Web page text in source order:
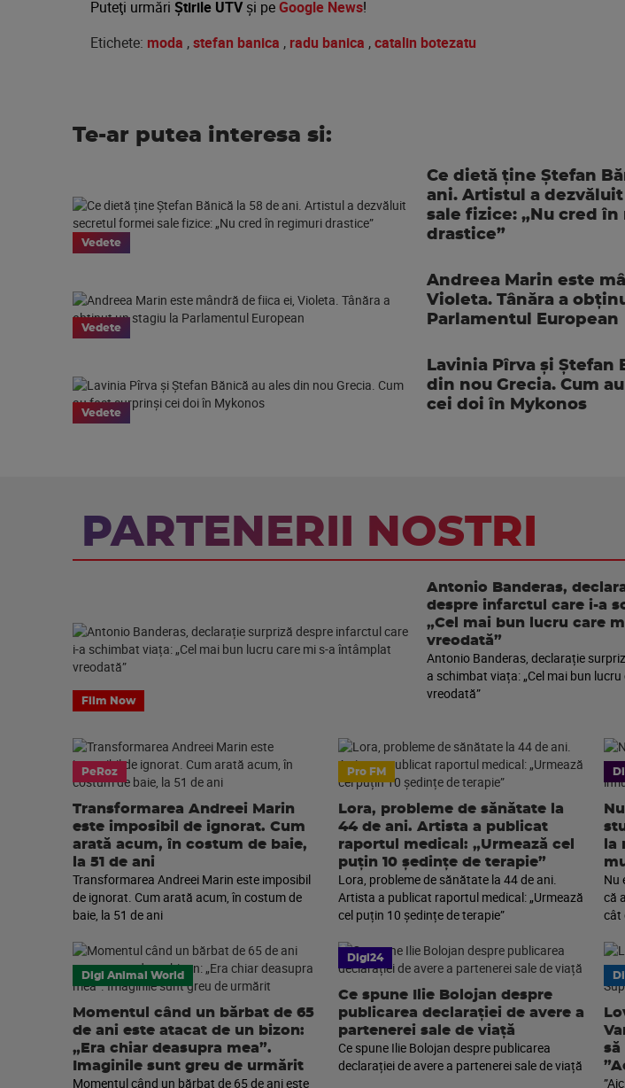
Puteţi urmări Știrile UTVşi peGoogle News!
Etichete: moda ,stefan banica , radu banica ,catalin botezatu
Te-ar putea interesa si:
Vedete
Ce dietă ține Ștefan
ani. Artistul a
sale fizice: „Nu cred
drastice”
Vedete
Andreea Marin este
Violeta. Tânăra a
Parlamentul European
Vedete
Lavinia Pîrva și Ștefan
din nou Grecia. Cum
cei doi în Mykonos
PARTENERII NOSTRI
Film Now
Antonio Banderas,
despre infarctul care i-a
„Cel mai bun lucru care
vreodată”
Antonio Banderas, declarație
a schimbat viața: „Cel mai bun
vreodată”
PeRoz
Transformarea Andreei Marin
este imposibil de ignorat. Cum
arată acum, în costum de baie,
la 51 de ani
Transformarea Andreei Marin este imposibil
de ignorat. Cum arată acum, în costum de
baie, la 51 de ani
Pro FM
Lora, probleme de sănătate la
44 de ani. Artista a publicat
raportul medical: „Urmează cel
puțin 10 ședințe de terapie”
Lora, probleme de sănătate la 44 de ani.
Artista a publicat raportul medical: „Urmează
cel puțin 10 ședințe de terapie”
la
Nu
că
cât
Digi Animal World
Momentul când un bărbat de 65
de ani este atacat de un bizon:
„Era chiar deasupra mea”.
Imaginile sunt greu de urmărit
Momentul când un bărbat de 65 de ani este
Digi24
Ce spune Ilie Bolojan despre
publicarea declarației de avere a
partenerei sale de viață
Ce spune Ilie Bolojan despre publicarea
declarației de avere a partenerei sale de viață
să